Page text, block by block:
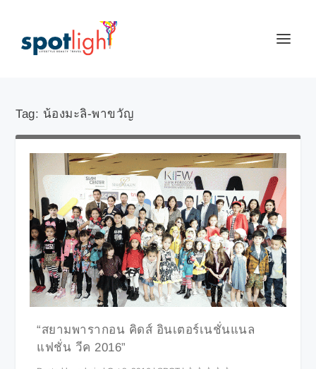
Tag: น้องมะลิ-พาขวัญ
“สยามพารากอน คิดส์ อินเตอร์เนชั่นแนล
แฟชั่น วีค 2016”